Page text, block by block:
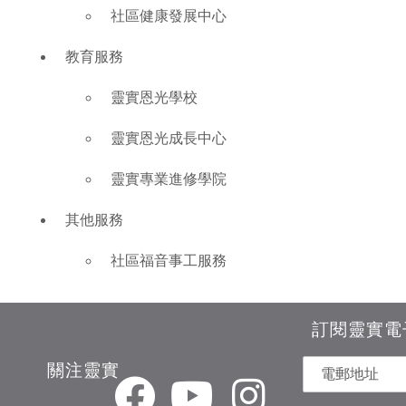
社區健康發展中心
教育服務
靈實恩光學校
靈實恩光成長中心
靈實專業進修學院
其他服務
社區福音事工服務
關注靈實
訂閱靈實電